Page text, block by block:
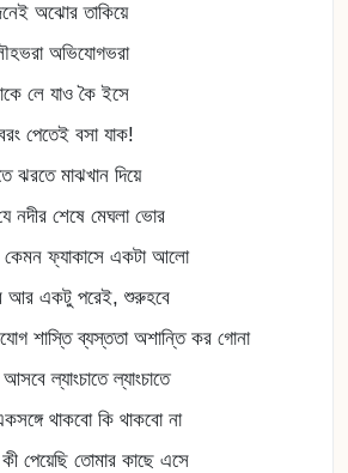
অঝোর তাকিয়ে
অভিযোগভরা
লে যাও কৈ ইসে
পেতেই বসা যাক!
ঝরতে মাঝখান দিয়ে
নদীর শেষে মেঘলা ভোর
ফ্যাকাসে একটা আলো
আর একটু পরেই, শুরুহবে
শাস্তি ব্যস্ততা অশান্তি কর গোনা
ল্যাংচাতে ল্যাংচাতে
থাকবো কি থাকবো না
পেয়েছি তোমার কাছে এসে